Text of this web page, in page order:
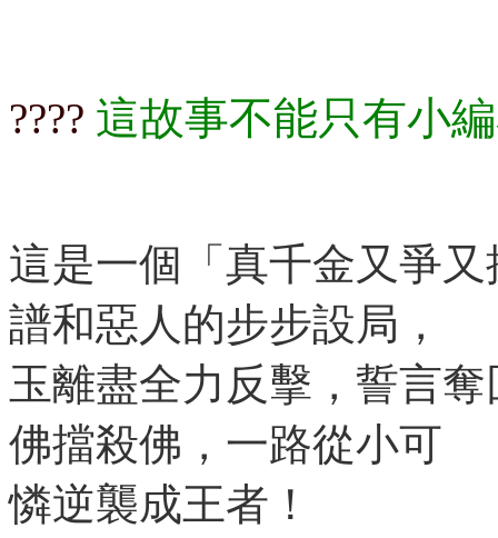
????​​​ 這故事不能只有小
這是一個「真千金又爭
譜和惡人的步步設局，
玉離盡全力反擊，誓言
佛擋殺佛，一路從小可
憐逆襲成王者！